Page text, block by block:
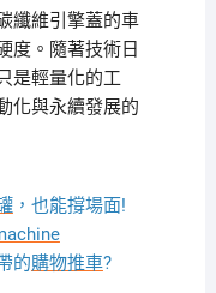
纖維引擎蓋的車
度。隨著技術日
是輕量化的工
化與永續發展的
，也能撐場面!
的購物推車?